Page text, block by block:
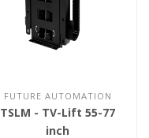
FUTURE AUTOMATION
TSLM - TV-Lift 55-77
inch